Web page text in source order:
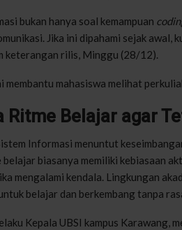
bukan hanya soal kemampuan
Jika ini dipahami sejak awal,
keterangan rilis, Minggu (28/12).
membantu mahasiswa melihat
Ritme Belajar agar
Informasi menuntut
belajar biasanya memiliki kebiasaan
mengalami kendala. Lingkungan
belajar dan berkembang tanpa
Kepala UBSI kampus Karawang,